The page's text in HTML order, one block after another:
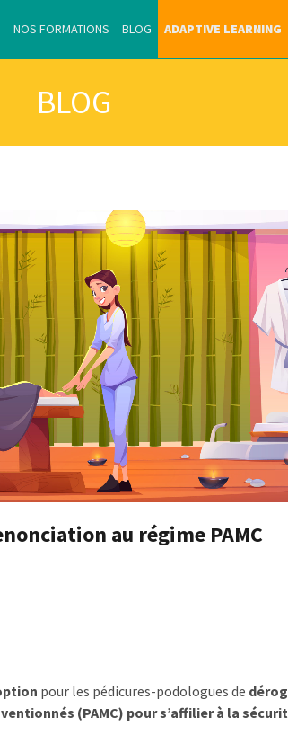
NOS FORMATIONS BLOG ADAPTIVE LEARNING
BLOG
au régime PAMC
pour les pédicures-podologues de
(PAMC) pour s’affilier à la